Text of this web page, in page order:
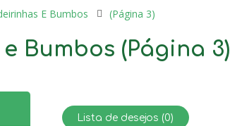
E Bumbos (Página 3)
Bumbos (Página 3)
Lista de desejos (0)